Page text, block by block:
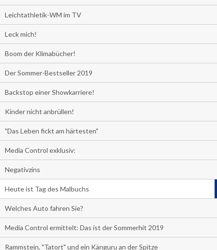
Leichtathletik-WM im TV
Leck mich!
Boom der Klimabücher!
Der Sommer-Bestseller 2019
Backstop einer Showkarriere!
Kinder nicht anbrüllen!
"Das Leben fickt am härtesten"
Media Control exklusiv:
Negativzins
Heute ist Tag des Malbuchs
Welches Auto fahren Sie?
Media Control ermittelt: Das ist der Sommerhit 2019
Rammstein, "Tatort" und ein Känguru an der Spitze